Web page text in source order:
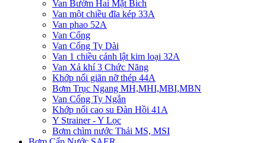
Van Bướm Hai Mặt Bich
Van một chiều đĩa kép 33A
Van phao 52A
Van Cổng
Van Cổng Ty Dài
Van 1 chiều cánh lật kim loại 32A
Van Xả khí 3 Chức Năng
Khớp nối giãn nỡ thép 44A
Bơm Trục Ngang MH,MHI,MBI,MBN
Van Cổng Ty Ngắn
Khớp nối cao su Đàn Hồi 41A
Y Strainer - Y Lọc
Bơm chìm nước Thải MS, MSI